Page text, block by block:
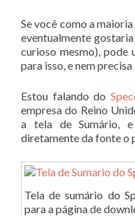
Se você como a
eventualmente
curioso mesmo),
para isso, e nem
Estou falando do
empresa do Reino
a tela de Sumário,
diretamente da fonte o
Tela de sumário do
para a página de